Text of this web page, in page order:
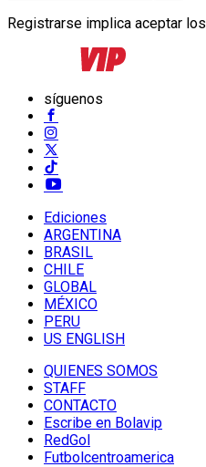
Registrarse implica aceptar los
síguenos
Ediciones
ARGENTINA
BRASIL
CHILE
GLOBAL
MÉXICO
PERU
US ENGLISH
QUIENES SOMOS
STAFF
CONTACTO
Escribe en Bolavip
RedGol
Futbolcentroamerica